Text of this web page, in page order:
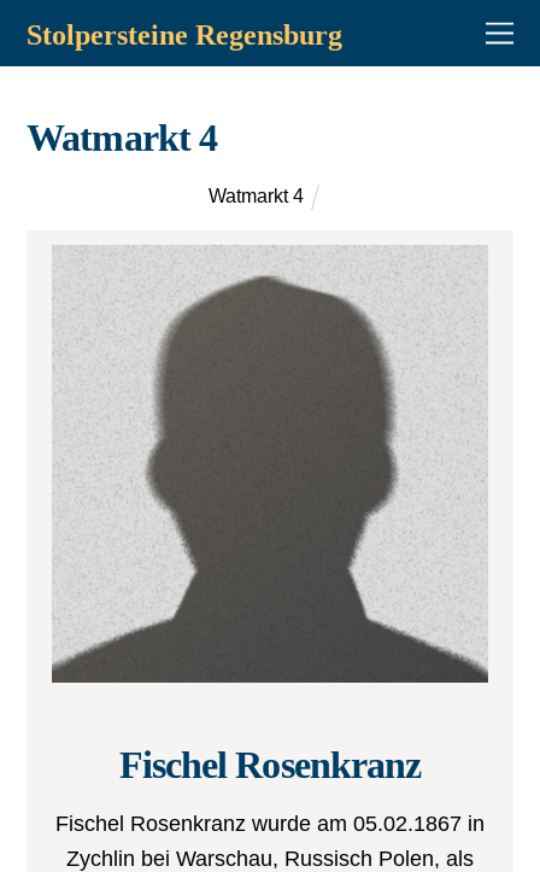
Stolpersteine Regensburg
Watmarkt 4
Watmarkt 4
Fischel Rosenkranz
Fischel Rosenkranz wurde am 05.02.1867 in
Zychlin bei Warschau, Russisch Polen, als